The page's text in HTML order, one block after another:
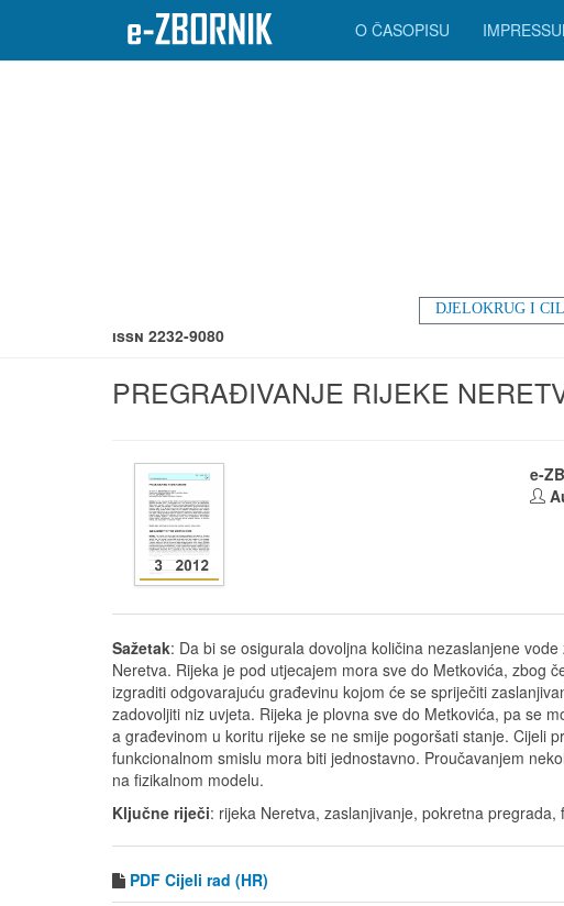
DJELOKRUG I
O ČASOPISU
ISSN 2232-9080
PREGRAĐIVANJE RIJEKE
e-
Sažetak: Da bi se osigurala dovoljna količina nezaslanjene
Neretva. Rijeka je pod utjecajem mora sve do Metkovića, zbog
izgraditi odgovarajuću građevinu kojom će se spriječiti
zadovoljiti niz uvjeta. Rijeka je plovna sve do Metkovića, pa se
a građevinom u koritu rijeke se ne smije pogoršati stanje. Cijeli
funkcionalnom smislu mora biti jednostavno. Proučavanjem
na fizikalnom modelu.
Ključne riječi: rijeka Neretva, zaslanjivanje, pokretna pregrada,
PDF Cijeli rad (HR)